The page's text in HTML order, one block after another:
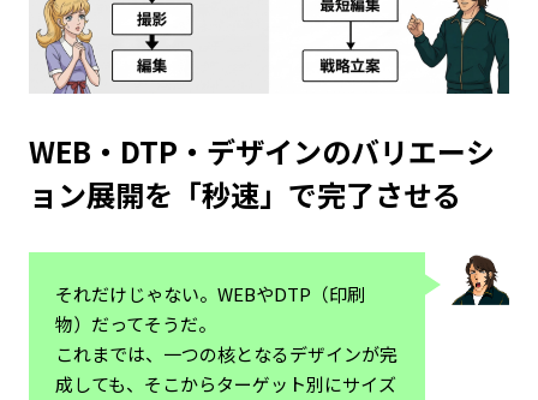
WEB・DTP・デザインのバリエーシ
ョン展開を「秒速」で完了させる
それだけじゃない。WEBやDTP（印刷
物）だってそうだ。
これまでは、一つの核となるデザインが完
成しても、そこからターゲット別にサイズ